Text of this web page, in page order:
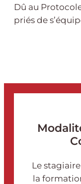
Dû au
priés de
Le
la